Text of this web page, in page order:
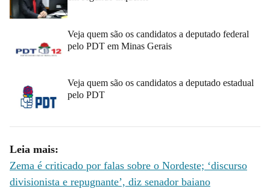
Veja quem são os candidatos a deputado federal
pelo PDT em Minas Gerais
Veja quem são os candidatos a deputado estadual
pelo PDT
Leia mais:
Zema é criticado por falas sobre o Nordeste; ‘discurso
divisionista e repugnante’, diz senador baiano